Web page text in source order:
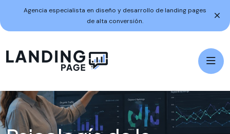
Agencia especialista en diseño y desarrollo de landing pages
de alta conversión.